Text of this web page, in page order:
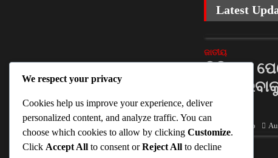
Latest
ଜାତୀୟ
ଡିଜିଟାଲ
ଲାଗୁ
କ୍ଷମତା
Ankita Sahoo
ଜାତୀୟ
We respect your privacy
Cookies help us improve your experience, deliver
personalized content, and analyze traffic. You can
choose which cookies to allow by clicking Customize.
Click Accept All to consent orReject All to decline